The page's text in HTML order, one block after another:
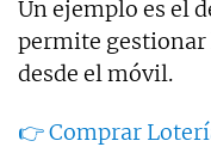
Un ejemplo es el
permite gestionar
desde el móvil.
👉 Comprar